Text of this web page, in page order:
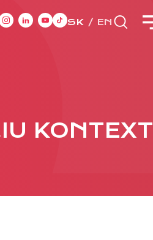
SK EN
KONTEXT